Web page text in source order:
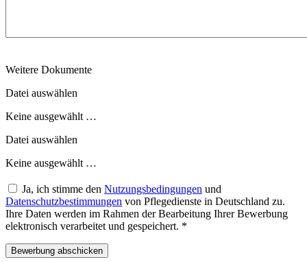
Weitere Dokumente
Datei auswählen
Keine ausgewählt …
Datei auswählen
Keine ausgewählt …
Ja, ich stimme den Nutzungsbedingungen und
Datenschutzbestimmungen von Pflegedienste in Deutschland zu.
Ihre Daten werden im Rahmen der Bearbeitung Ihrer Bewerbung
elektronisch verarbeitet und gespeichert. *
Bewerbung abschicken